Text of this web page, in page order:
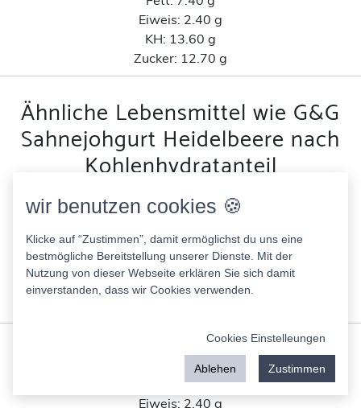
Eiweis: 2.40 g
KH: 13.60 g
Zucker: 12.70 g
Ähnliche Lebensmittel wie G&G
Sahnejohgurt Heidelbeere nach
Kohlenhydratanteil
Kings Crown Erbsen mit Möhren sehr fein
Fett:0.50 g
Eiweis:
2.40 g
KH:4.20 g
Bauern Kartoffelsalat
227.00 Kcal
17.60 g
Eiweis: 2.40 g
wir benutzen cookies 🍪
Klicke auf “Zustimmen”, damit ermöglichst du uns eine
bestmögliche Bereitstellung unserer Dienste. Mit der
Nutzung von dieser Webseite erklären Sie sich damit
einverstanden, dass wir Cookies verwenden.
Cookies Einstelleungen
Ablehen Zustimmen